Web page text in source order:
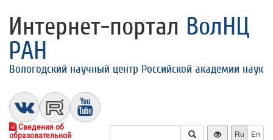
Интернет-портал ВолНЦ
РАН
Вологодский научный центр Российской академии наук
Сведения об
образовательной
Ru En